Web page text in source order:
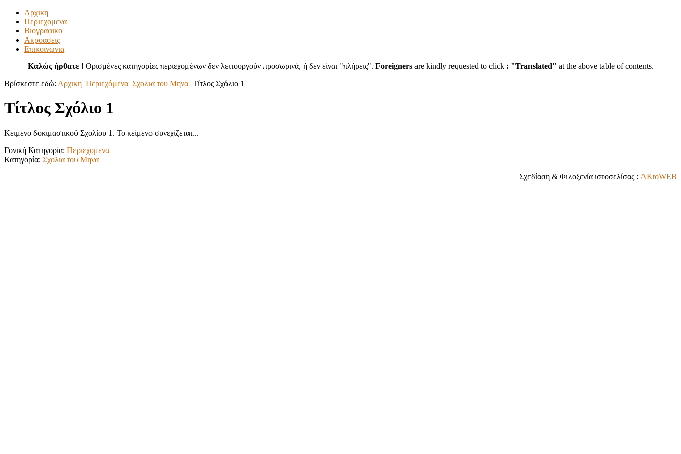
Αρχικη
Περιεχομενα
Βιογραφικο
Ακροασεις
Επικοινωνια
Καλώς ήρθατε ! Ορισμένες κατηγορίες περιεχομένων δεν λειτουργούν προσωρινά, ή δεν είναι "πλήρεις". Foreigners are kindly requested to click : "Translated" at the above table of contents.
Βρίσκεστε εδώ: Αρχικη Περιεχόμενα Σχολια του Μηνα Τίτλος Σχόλιο 1
Τίτλος Σχόλιο 1
Κειμενο δοκιμαστικού Σχολίου 1. Το κείμενο συνεχίζεται...
Γονική Κατηγορία: Περιεχομενα
Κατηγορία: Σχολια του Μηνα
Σχεδίαση & Φιλοξενία ιστοσελίσας : AKtoWEB